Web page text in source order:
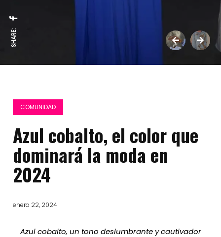
SHARE:
COMUNIDAD
Azul cobalto, el color que
dominará la moda en
2024
enero 22, 2024
Azul cobalto, un tono deslumbrante y cautivador